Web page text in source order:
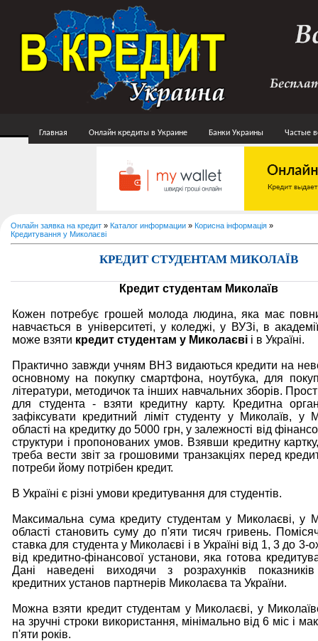
Главная Онлайн кредиты в Украине Банки Украины Частые
Онлайн заявка на кредит » Каталог информации » Корисна інформація »
Кредитування у Миколаєві
КРЕДИТ СТУДЕНТАМ МИКОЛАЇВ
Кредит студентам Миколаїв
Кожен потребує грошей молода людина, яка має
навчається в університеті, у коледжі, у ВУЗі, в
може взяти кредит студентам у Миколаєві і в Україні.
Практично завжди учням ВНЗ видаються кредити на
основному на покупку смартфона, ноутбука, для
літератури, методичок та інших навчальних зборів.
для студента - взяти кредитну карту. Кредитна
зафіксувати кредитний ліміт студенту у Миколаїв, у
області на кредитку до 5000 грн, у залежності від
структури і пропонованих умов. Взявши кредитну
треба вести звіт за грошовими транзакціях перед
потреби йому потрібен кредит.
В Україні є різні умови кредитування для студентів.
Максимальна сума кредиту студентам у Миколаєві, у
області становить суму до п'яти тисяч гривень.
ставка для студента у Миколаєві і в Україні від 1, 3 до 3-
від кредитно-фінансової установи, яка готова
Дані наведені виходячи з розрахунків
кредитних установ партнерів Миколаєва та України.
Можна взяти кредит студентам у Миколаєві, у
на зручні строки використання, мінімально від 6 міс і
п'яти років.